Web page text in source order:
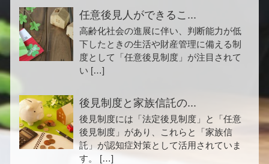
任意後見人ができるこ...
高齢化社会の進展に伴い、判断能力が低
下したときの生活や財産管理に備える制
度として「任意後見制度」が注目されて
い […]
後見制度と家族信託の...
後見制度には「法定後見制度」と「任意
後見制度」があり、これらと「家族信
託」が認知症対策として活用されていま
す。 […]